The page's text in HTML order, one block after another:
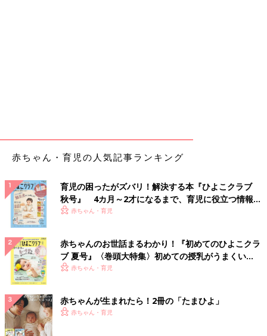
赤ちゃん・育児の人気記事ランキング
育児の困ったがズバリ！解決する本『ひよこクラブ
秋号』 4カ月～2才になるまで、育児に役立つ情報が
いっぱい！
赤ちゃん・育児
赤ちゃんのお世話まるわかり！『初めてのひよこクラ
ブ 夏号』〈巻頭大特集〉初めての授乳がうまくい
く！ おっぱい・ミルクの基本と夏のトラブル 解決テ
赤ちゃん・育児
赤ちゃんが生まれたら！2冊の「たまひよ」
赤ちゃん・育児